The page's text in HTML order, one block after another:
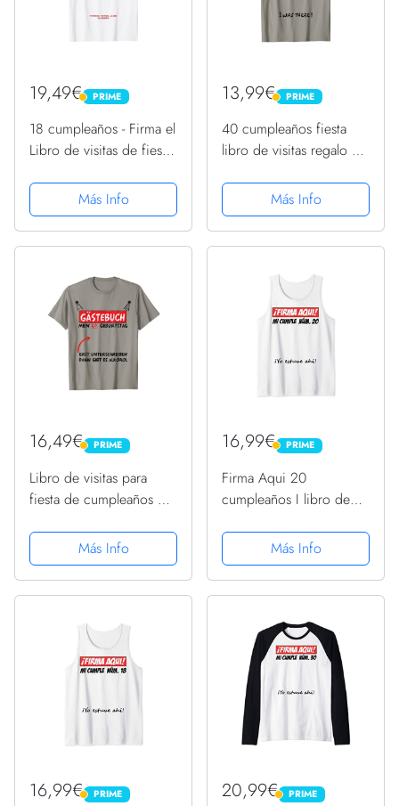
19,49€ PRIME
PRIME
18 cumpleaños - Firma el
Libro de visitas de fiesta
Más Info
13,99€ PRIME
PRIME
40 cumpleaños fiesta
libro de visitas regalo 40
CamisetaMás Info
16,49€ PRIME
PRIME
Libro de visitas para
fiesta de cumpleaños 20
CamisetaMás Info
16,99€ PRIME
PRIME
Firma Aqui 20
cumpleaños I libro de
Mangas
Más Info
16,99€ PRIME
PRIME 20,99€ PRIME
PRIME